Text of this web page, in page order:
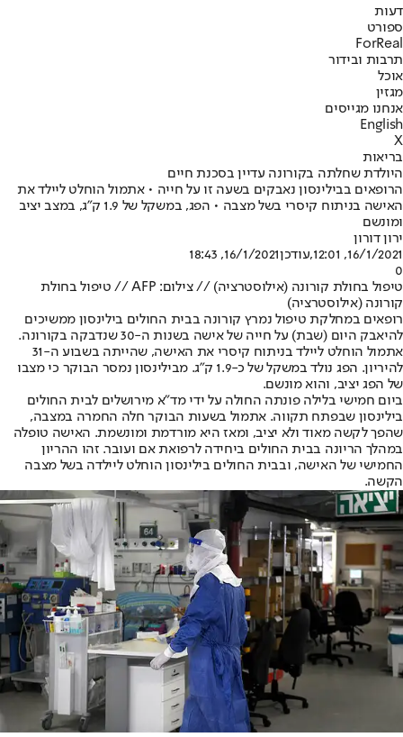
דעות
ספורט
ForReal
תרבות ובידור
אוכל
מגזין
אנחנו מגייסים
English
X
בריאות
היולדת שחלתה בקורונה עדיין בסכנת חיים
הרופאים בבילינסון נאבקים בשעה זו על חייה • אתמול הוחלט ליילד את
האישה בניתוח קיסרי בשל מצבה • הפג, במשקל של 1.9 ק"ג, במצב יציב
ומונשם
ירון דורון
16/1/2021, 12:01
,עודכן16/1/2021, 18:43
0
טיפול בחולת קורונה (אילוסטרציה) // צילום: AFP // טיפול בחולת
קורונה (אילוסטרציה)
רופאים במחלקת טיפול נמרץ קורונה בבית החולים בילינסון ממשיכים
להיאבק היום (שבת) על חייה של אישה בשנות ה-30 שנדבקה בקורונה.
אתמול הוחלט ליילד בניתוח קיסרי את האישה, שהייתה בשבוע ה-31
להיריון. הפג נולד במשקל של כ-1.9 ק"ג. מבילינסון נמסר הבוקר כי מצבו
של הפג יציב, והוא מונשם.
ביום חמישי בלילה פונתה החולה על ידי מד"א מירושלים לבית החולים
בילינסון שבפתח תקווה. אתמול בשעות הבוקר חלה החמרה במצבה,
שהפך לקשה מאוד ולא יציב, ומאז היא מורדמת ומונשמת. האישה טופלה
במהלך הריונה בבית החולים ביחידה לרפואת אם ועובר. זהו ההריון
החמישי של האישה, ובבית החולים בילינסון הוחלט ליילדה בשל מצבה
הקשה.